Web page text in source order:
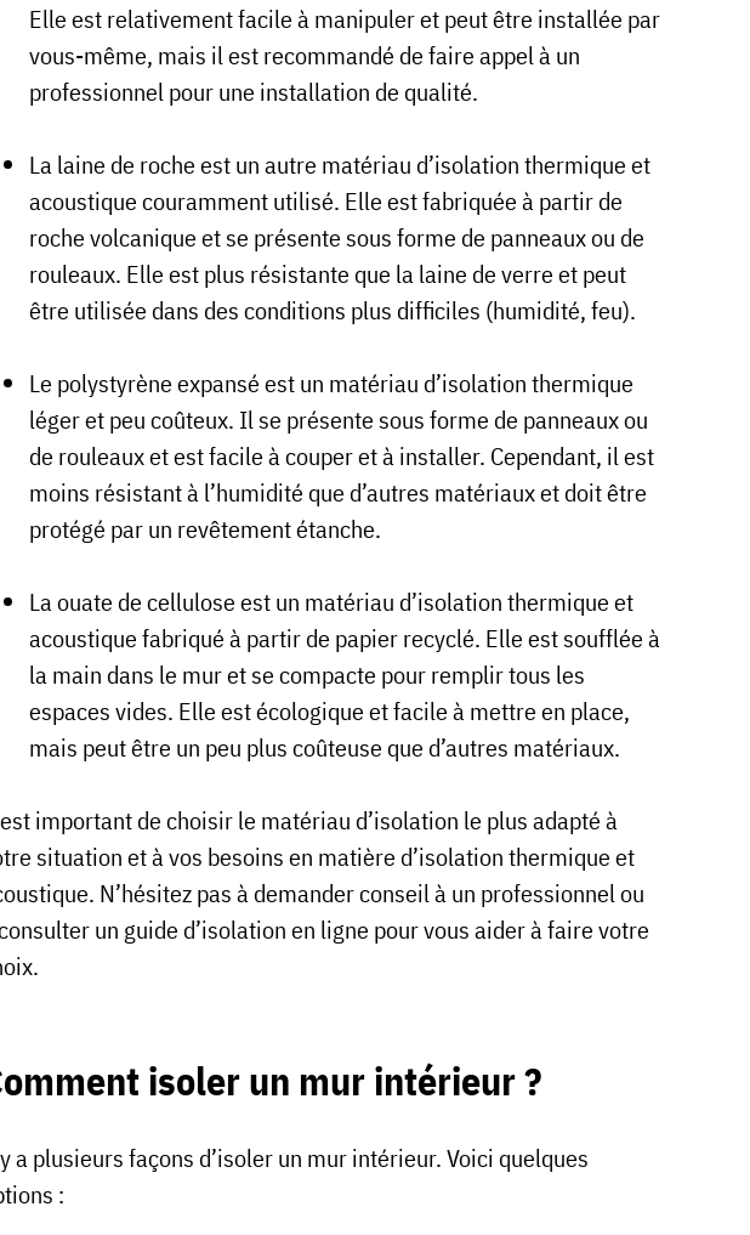
Elle est relativement facile à manipuler et peut être installée par
vous-même, mais il est recommandé de faire appel à un
professionnel pour une installation de qualité.
La laine de roche est un autre matériau d’isolation thermique et
acoustique couramment utilisé. Elle est fabriquée à partir de
roche volcanique et se présente sous forme de panneaux ou de
rouleaux. Elle est plus résistante que la laine de verre et peut
être utilisée dans des conditions plus difficiles (humidité, feu).
Le polystyrène expansé est un matériau d’isolation thermique
léger et peu coûteux. Il se présente sous forme de panneaux ou
de rouleaux et est facile à couper et à installer. Cependant, il est
moins résistant à l’humidité que d’autres matériaux et doit être
protégé par un revêtement étanche.
La ouate de cellulose est un matériau d’isolation thermique et
acoustique fabriqué à partir de papier recyclé. Elle est soufflée à
la main dans le mur et se compacte pour remplir tous les
espaces vides. Elle est écologique et facile à mettre en place,
mais peut être un peu plus coûteuse que d’autres matériaux.
important de choisir le matériau d’isolation le plus adapté à
situation et à vos besoins en matière d’isolation thermique et
N’hésitez pas à demander conseil à un professionnel ou
un guide d’isolation en ligne pour vous aider à faire votre
isoler un mur intérieur ?
a plusieurs façons d’isoler un mur intérieur. Voici quelques
: